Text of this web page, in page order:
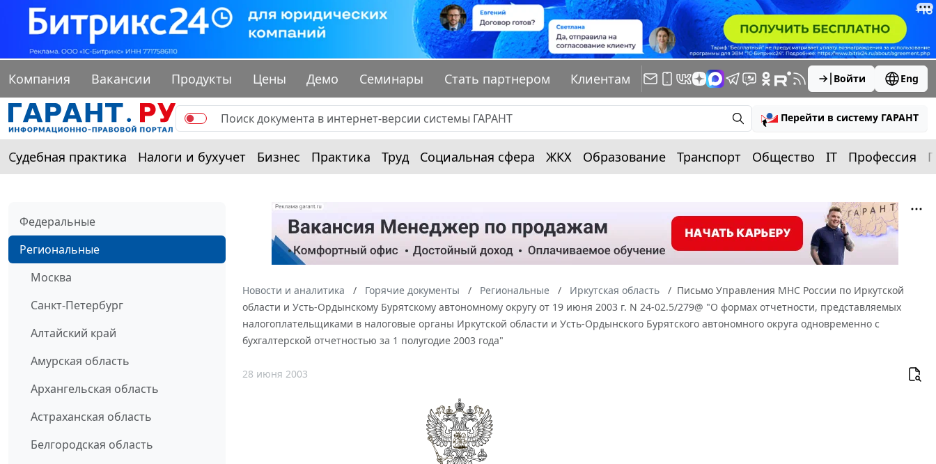
Компания Вакансии Продукты Цены Демо Семинары Стать партнером Клиентам Войти Eng
Перейти в систему ГАРАНТ
Судебная практика Налоги и бухучет Бизнес Практика Труд Социальная сфера ЖКХ Образование Транспорт Общество IT Профессия
Федеральные
Региональные
Москва
Санкт-Петербург
Алтайский край
Амурская область
Архангельская область
Астраханская область
Белгородская область
Новости и аналитика Горячие документы Региональные Иркутская область
Письмо Управления МНС России по Иркутской
области и Усть-Ордынскому Бурятскому автономному округу от 19 июня 2003 г. N 24-02.5/279@ "О формах отчетности, представляемых
налогоплательщиками в налоговые органы Иркутской области и Усть-Ордынского Бурятского автономного округа одновременно с
бухгалтерской отчетностью за 1 полугодие 2003 года"
28 июня 2003